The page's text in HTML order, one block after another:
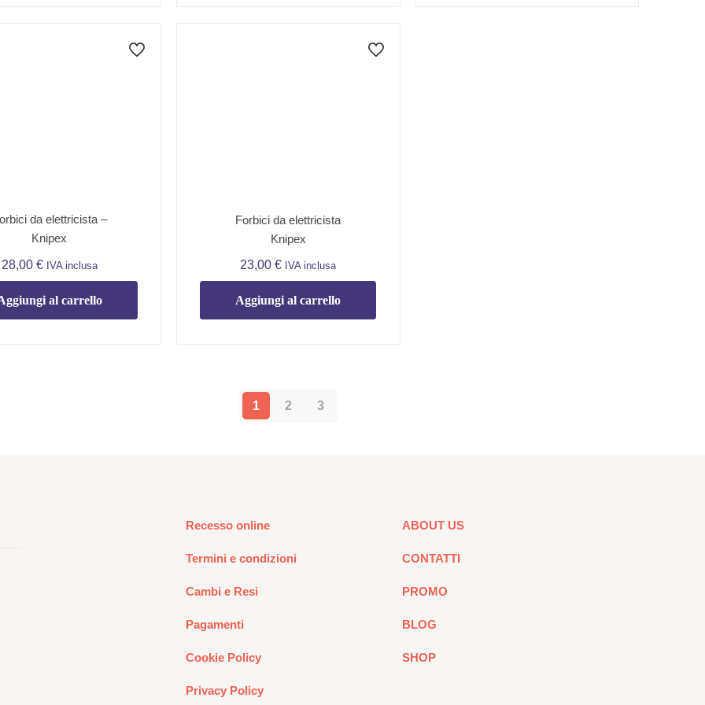
da elettricista –
Knipex
28,00 € IVA inclusa
al carrello
Forbici da elettricista
Knipex
23,00€ IVA inclusa
Aggiungi al carrello
1 2 3
Recesso online
Termini e condizioni
Cambi e Resi
Pagamenti
Cookie Policy
Privacy Policy
ABOUT US
CONTATTI
PROMO
BLOG
SHOP